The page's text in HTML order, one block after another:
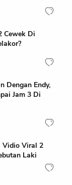
Cewek Di
Dengan Endy,
Jam 3 Di
Vidio Viral 2
Laki